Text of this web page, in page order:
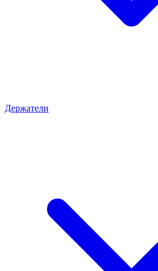
Держатели